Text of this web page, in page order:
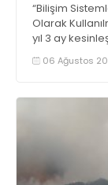
“Bilişim
Olarak
yıl 3 ay
yakalandı
06 Ağustos